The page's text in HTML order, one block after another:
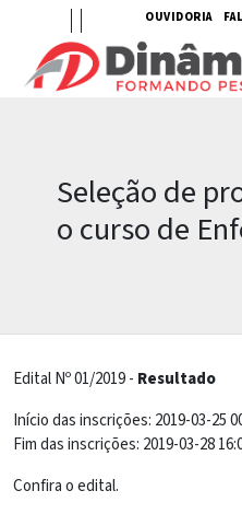
OUVIDORIA
Seleção de
o curso de
Edital Nº 01/2019 - Resultado
Início das inscrições: 2019-03-25
Fim das inscrições: 2019-03-28
Confira o edital.